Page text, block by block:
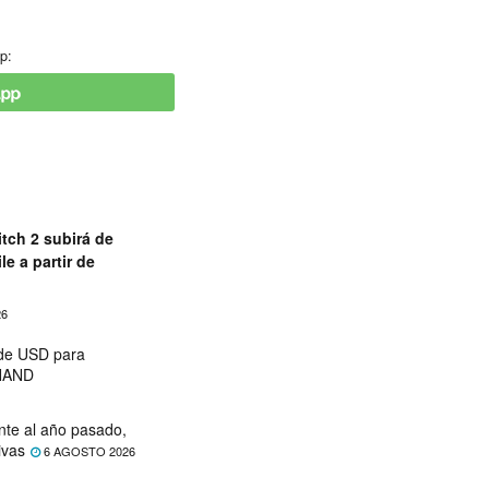
2 subirá de
a partir de
USD para
al año pasado,
6 AGOSTO 2026